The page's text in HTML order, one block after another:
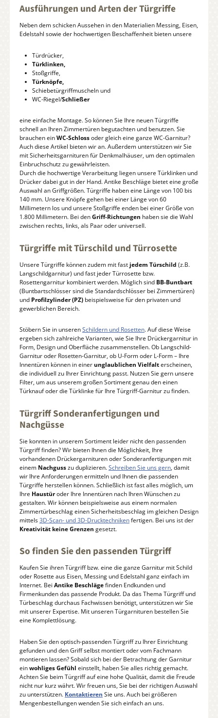
Ausführungen und Arten der Türgriffe
Neben dem schicken Aussehen in den Materialien Messing, Eisen,
Edelstahl sowie der hochwertigen Beschaffenheit bieten unsere
Türdrücker,
Türklinken,
Stoßgriffe,
Türknöpfe,
Schiebetürgriffmuscheln und
WC-Riegel/Schließer
eine einfache Montage. So können Sie Ihre neuen Türgriffe
schnell an Ihren Zimmertüren begutachten und benutzen. Sie
brauchen einWC-Schlossoder gleich eine ganze WC-Garnitur?
Auch diese Artikel bieten wir an. Außerdem unterstützen wir Sie
mit Sicherheitsgarnituren für Denkmalhäuser, um den optimalen
Einbruchschutz zu gewährleisten.
Durch die hochwertige Verarbeitung liegen unsere Türklinken und
Drücker dabei gut in der Hand. Antike Beschläge bietet eine große
Auswahl an Griffgrößen. Türgriffe haben eine Länge von 100 bis
140 mm. Unsere Knöpfe gehen bei einer Länge von 60
Millimetern los und unsere Stoßgriffe enden bei einer Größe von
1.800 Millimetern. Bei denGriff-Richtungen haben sie die Wahl
zwischen rechts, links, als Paar oder universell.
Türgriffe mit Türschild und Türrosette
Unsere Türgriffe können zudem mit fast jedem Türschild (z.B.
Langschildgarnitur) und fast jeder Türrosette bzw.
Rosettengarnitur kombiniert werden. Möglich sind BB-Buntbart
(Buntbartschlösser sind die Standardschlösser bei Zimmertüren)
und Profilzylinder (PZ) beispielsweise für den privaten und
gewerblichen Bereich.
Stöbern Sie in unserenSchildern und Rosetten. Auf diese Weise
ergeben sich zahlreiche Varianten, wie Sie Ihre Drückergarnitur in
Form, Design und Oberfläche zusammenstellen. Ob Langschild-
Garnitur oder Rosetten-Garnitur, ob U-Form oder L-Form – Ihre
Innentüren können in einer unglaublichen Vielfalterscheinen,
die individuell zu Ihrer Einrichtung passt. Nutzen Sie gern unsere
Filter, um aus unserem großen Sortiment genau den einen
Türknauf oder die Türklinke für Ihre Türgriff-Garnitur zu finden.
Türgriff Sonderanfertigungen und
Nachgüsse
Sie konnten in unserem Sortiment leider nicht den passenden
Türgriff finden? Wir bieten Ihnen die Möglichkeit, Ihre
vorhandenen Drückergarnituren oder Sonderanfertigungen mit
einem Nachgusszu duplizieren.Schreiben Sie uns gern, damit
wir Ihre Anforderungen ermitteln und Ihnen die passenden
Türgriffe herstellen können. Schließlich ist fast alles möglich, um
Ihre Haustüroder Ihre Innentüren nach Ihren Wünschen zu
gestalten. Wir können beispielsweise aus einem normalen
Zimmertürbeschlag einen Sicherheitsbeschlag im gleichen Design
mittels3D-Scan- und 3D-Drucktechnikenfertigen. Bei uns ist der
Kreativität keine Grenzen gesetzt.
So finden Sie den passenden Türgriff
Kaufen Sie ihren Türgriff bzw. eine die ganze Garnitur mit Schild
oder Rosette aus Eisen, Messing und Edelstahl ganz einfach im
Internet. Bei Antike Beschlägefinden Endkunden und
Firmenkunden das passende Produkt. Da das Thema Türgriff und
Türbeschlag durchaus Fachwissen benötigt, unterstützen wir Sie
mit unserer Expertise. Mit unseren Türgarnituren bestellen Sie
eine Komplettlösung.
Haben Sie den optisch-passenden Türgriff zu Ihrer Einrichtung
gefunden und den Griff selbst montiert oder vom Fachmann
montieren lassen? Sobald sich bei der Betrachtung der Garnitur
einwohliges Gefühl einstellt, haben Sie alles richtig gemacht.
Achten Sie beim Türgriff auf eine hohe Qualität, damit die Freude
nicht nur kurz währt. Wir freuen uns, Sie bei der richtigen Auswahl
zu unterstützen. Kontaktieren Sie uns. Auch bei größeren
Mengenbestellungen wenden Sie sich einfach an uns.